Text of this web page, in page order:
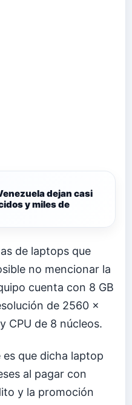
dejan casi
y miles de
de laptops que
no mencionar la
cuenta con 8 GB
de 2560 x
CPU de 8 núcleos.
que dicha laptop
al pagar con
y la promoción